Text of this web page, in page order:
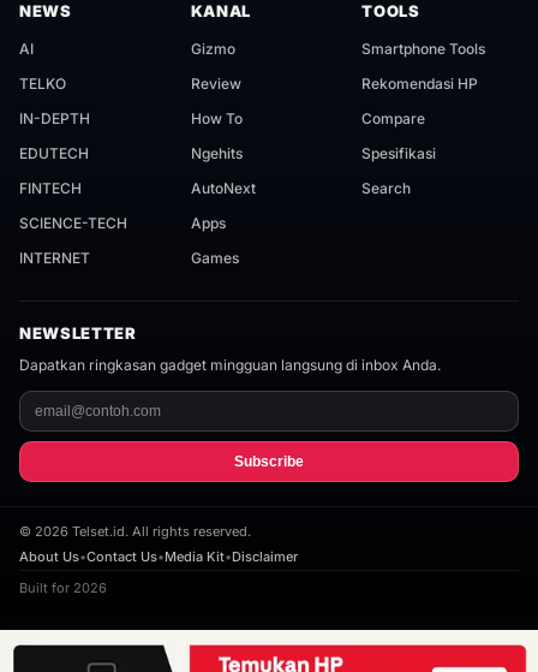
NEWS
AI
TELKO
IN-DEPTH
EDUTECH
FINTECH
SCIENCE-TECH
INTERNET
KANAL
Gizmo
Review
How To
Ngehits
AutoNext
Apps
Games
TOOLS
Smartphone Tools
Rekomendasi HP
Compare
Spesifikasi
Search
NEWSLETTER
Dapatkan ringkasan gadget mingguan langsung di inbox Anda.
Subscribe
© 2026 Telset.id. All rights reserved.
About Us•Contact Us•Media Kit•Disclaimer
Built for 2026